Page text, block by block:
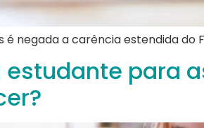
é negada a carência estendida do
para